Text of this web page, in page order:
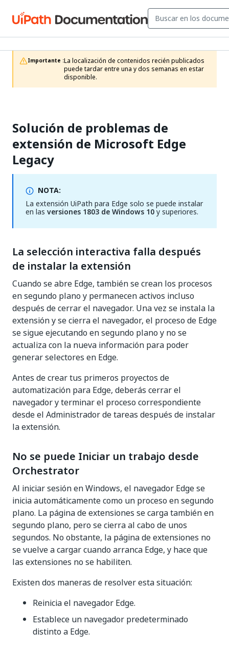
Importante :La localización de contenidos recién publicados
puede tardar entre una y dos semanas en estar
disponible.
Solución de problemas de
extensión de Microsoft Edge
Legacy
NOTA:
La extensión UiPath para Edge solo se puede instalar
en las versiones 1803 de Windows 10y superiores.
La selección interactiva falla después
de instalar la extensión
Cuando se abre Edge, también se crean los procesos
en segundo plano y permanecen activos incluso
después de cerrar el navegador. Una vez se instala la
extensión y se cierra el navegador, el proceso de Edge
se sigue ejecutando en segundo plano y no se
actualiza con la nueva información para poder
generar selectores en Edge.
Antes de crear tus primeros proyectos de
automatización para Edge, deberás cerrar el
navegador y terminar el proceso correspondiente
desde el Administrador de tareas después de instalar
la extensión.
No se puede Iniciar un trabajo desde
Orchestrator
Al iniciar sesión en Windows, el navegador Edge se
inicia automáticamente como un proceso en segundo
plano. La página de extensiones se carga también en
segundo plano, pero se cierra al cabo de unos
segundos. No obstante, la página de extensiones no
se vuelve a cargar cuando arranca Edge, y hace que
las extensiones no se habiliten.
Existen dos maneras de resolver esta situación:
Reinicia el navegador Edge.
Establece un navegador predeterminado
distinto a Edge.